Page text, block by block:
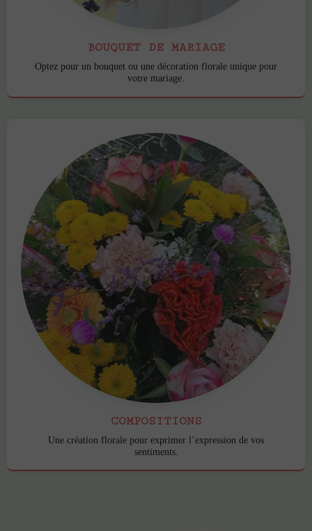
BOUQUET DE MARIAGE
Optez pour un bouquet ou une décoration florale unique pour
votre mariage.
COMPOSITIONS
Une création florale pour exprimer l’expression de vos
sentiments.